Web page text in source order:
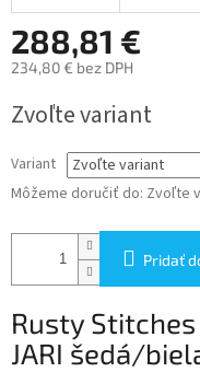
288,81 €
234,80 € bez DPH
cena:
Zvoľte variant
Variant
Môžeme doručiť do: Zvoľte
Pridať
Rusty
JARI šedá/